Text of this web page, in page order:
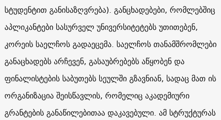
სტუდენტით განისაზღვრება). განცხადებები, რომლებშიც
აპლიკანტები სასურველ უნივერსიტეტებს უთითებენ,
კორეის საელჩოს გადაეცემა. საელჩოს თანამშრომლები
განაცხადებს არჩევენ, გასაუბრებებს აწყობენ და
ფინალისტების საბუთებს სეულში გზავნიან, სადაც მათ ის
ორგანიზაცია შეისწავლის, რომელიც აკადემიური
გრანტების განაწილებითაა დაკავებული. ამ სტრუქტურას